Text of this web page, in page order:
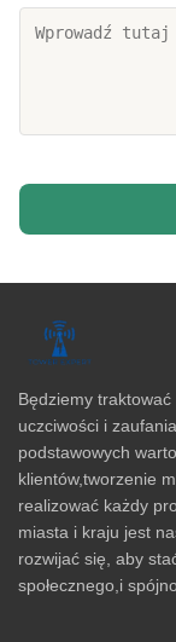
Będziemy traktować
uczciwości i
podstawowych
klientów,tworzenie
realizować każdy
miasta i kraju jest
rozwijać się, aby
społecznego,i